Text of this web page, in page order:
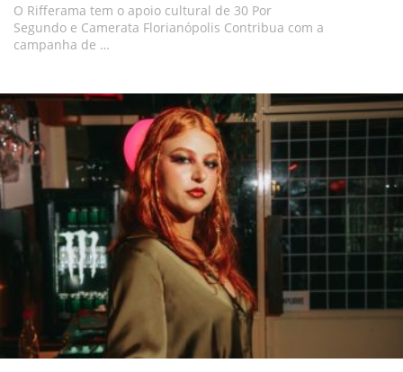
O Rifferama tem o apoio cultural de 30 Por
Segundo e Camerata Florianópolis Contribua com a
campanha de …